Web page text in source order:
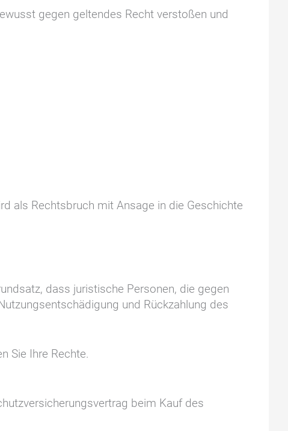
gegen geltendes Recht verstoßen und
als Rechtsbruch mit Ansage in die Geschichte
dass juristische Personen, die gegen
und Rückzahlung des
Sie Ihre Rechte.
beim Kauf des